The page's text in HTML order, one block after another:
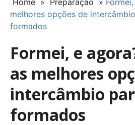
Home » Preparação »
melhores opções de
formados
Formei, e
as melhores
intercâmbio
formados